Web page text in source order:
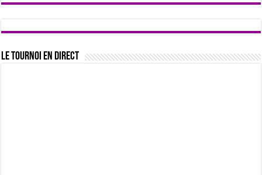
Le tournoi en direct